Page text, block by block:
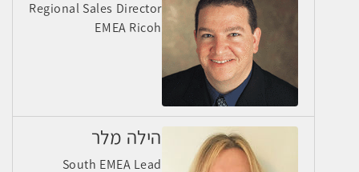
Regional Sales Director
EMEA Ricoh
הילה מלר
South EMEA Lead